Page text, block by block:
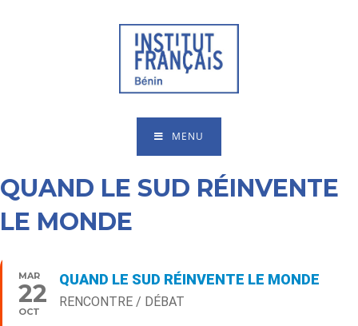
MENU
QUAND LE SUD RÉINVENTE
LE MONDE
MAR
22
OCT
QUAND LE SUD RÉINVENTE LE MONDE
RENCONTRE / DÉBAT